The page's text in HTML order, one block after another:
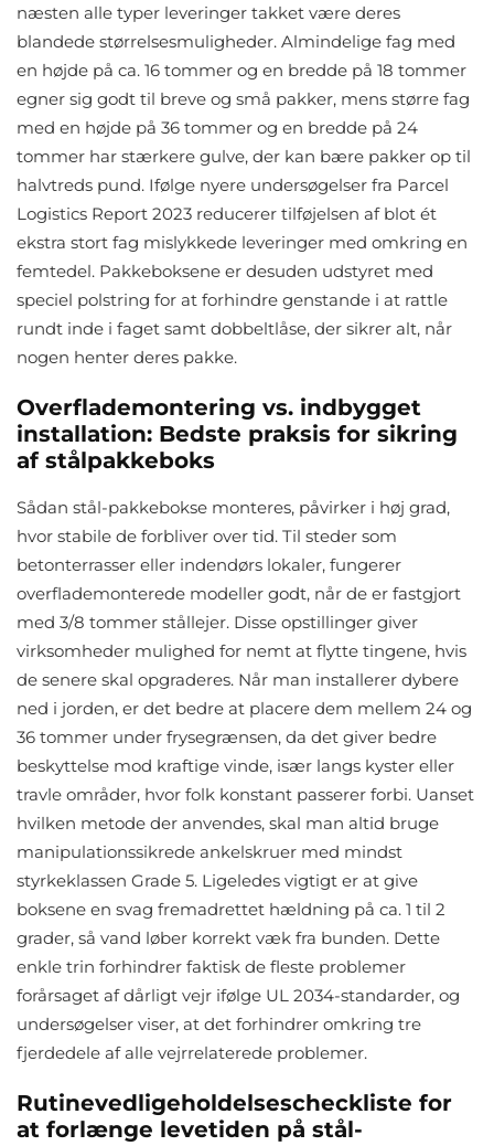
næsten alle typer leveringer takket være deres
blandede størrelsesmuligheder. Almindelige fag med
en højde på ca. 16 tommer og en bredde på 18 tommer
egner sig godt til breve og små pakker, mens større fag
med en højde på 36 tommer og en bredde på 24
tommer har stærkere gulve, der kan bære pakker op til
halvtreds pund. Ifølge nyere undersøgelser fra Parcel
Logistics Report 2023 reducerer tilføjelsen af blot ét
ekstra stort fag mislykkede leveringer med omkring en
femtedel. Pakkeboksene er desuden udstyret med
speciel polstring for at forhindre genstande i at rattle
rundt inde i faget samt dobbeltlåse, der sikrer alt, når
nogen henter deres pakke.
Overflademontering vs. indbygget
installation: Bedste praksis for sikring
af stålpakkeboks
Sådan stål-pakkebokse monteres, påvirker i høj grad,
hvor stabile de forbliver over tid. Til steder som
betonterrasser eller indendørs lokaler, fungerer
overflademonterede modeller godt, når de er fastgjort
med 3/8 tommer stållejer. Disse opstillinger giver
virksomheder mulighed for nemt at flytte tingene, hvis
de senere skal opgraderes. Når man installerer dybere
ned i jorden, er det bedre at placere dem mellem 24 og
36 tommer under frysegrænsen, da det giver bedre
beskyttelse mod kraftige vinde, især langs kyster eller
travle områder, hvor folk konstant passerer forbi. Uanset
hvilken metode der anvendes, skal man altid bruge
manipulationssikrede ankelskruer med mindst
styrkeklassen Grade 5. Ligeledes vigtigt er at give
boksene en svag fremadrettet hældning på ca. 1 til 2
grader, så vand løber korrekt væk fra bunden. Dette
enkle trin forhindrer faktisk de fleste problemer
forårsaget af dårligt vejr ifølge UL 2034-standarder, og
undersøgelser viser, at det forhindrer omkring tre
fjerdedele af alle vejrrelaterede problemer.
Rutinevedligeholdelsescheckliste for
at forlænge levetiden på stål-